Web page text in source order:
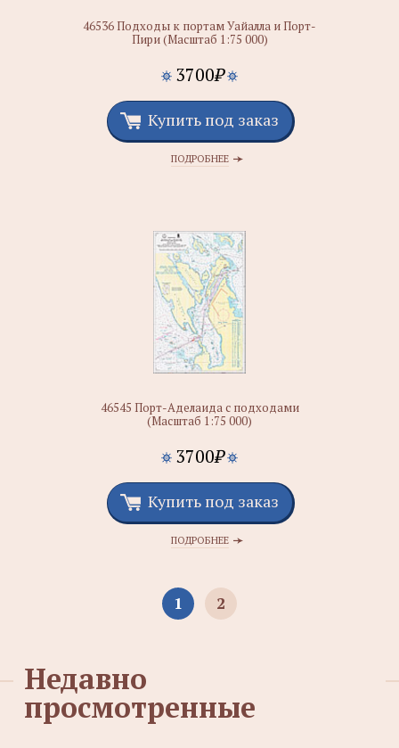
46536 Подходы к портам Уайалла и Порт-
Пири (Масштаб 1:75 000)
3700₽
Купить под заказ
ПОДРОБНЕЕ
46545 Порт-Аделаида с подходами
(Масштаб 1:75 000)
3700₽
Купить под заказ
ПОДРОБНЕЕ
1 2
Недавно
просмотренные